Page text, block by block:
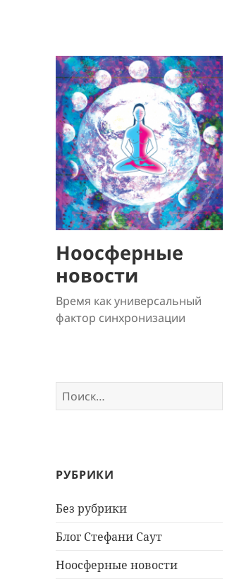
Ноосферные
новости
Время как универсальный
фактор синхронизации
Найти:
РУБРИКИ
Без рубрики
Блог Стефани Саут
Ноосферные новости